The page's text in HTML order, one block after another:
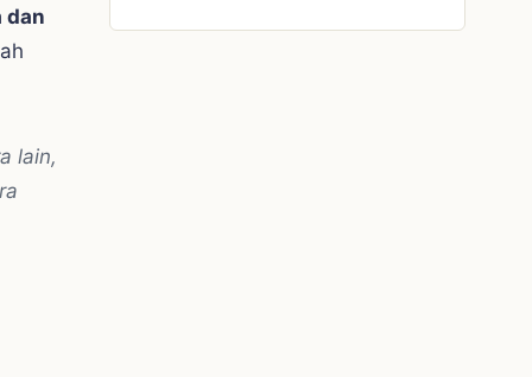
dan
lain,